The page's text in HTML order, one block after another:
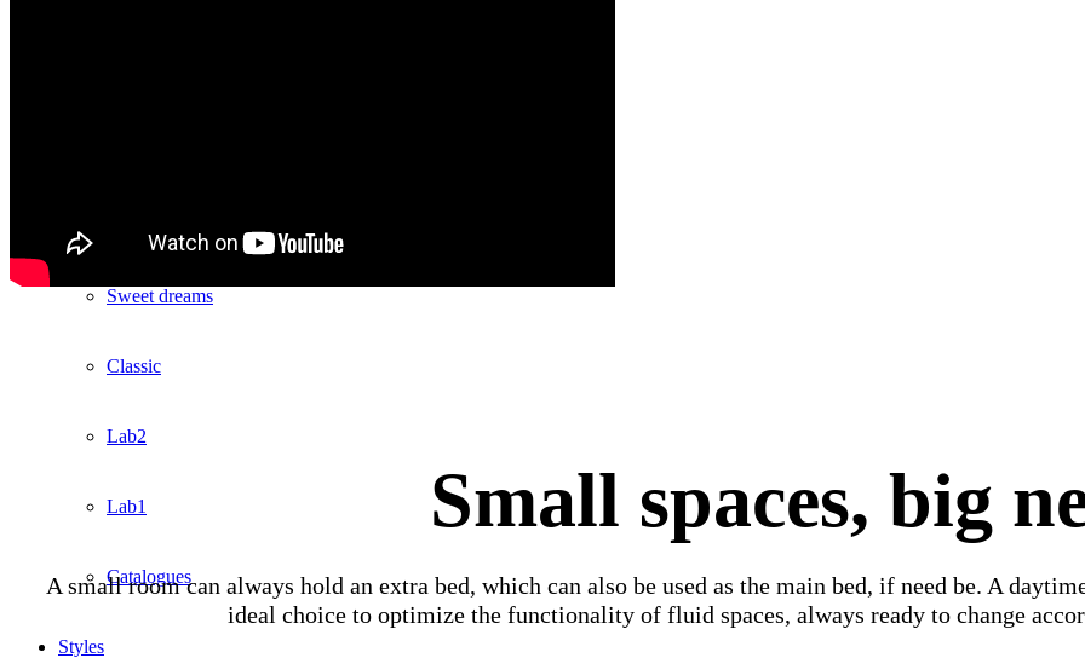
Sweet dreams
Classic
Lab2
Lab1
Catalogues
Styles
Small spaces, big
A small room can always hold an extra bed, which can also be used as the main bed, if need be. A
ideal choice to optimize the functionality of fluid spaces, always ready to change